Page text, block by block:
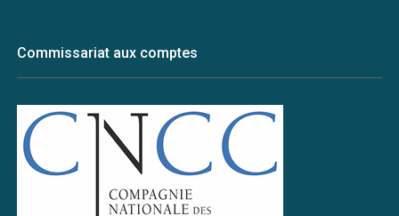
Commissariat aux comptes